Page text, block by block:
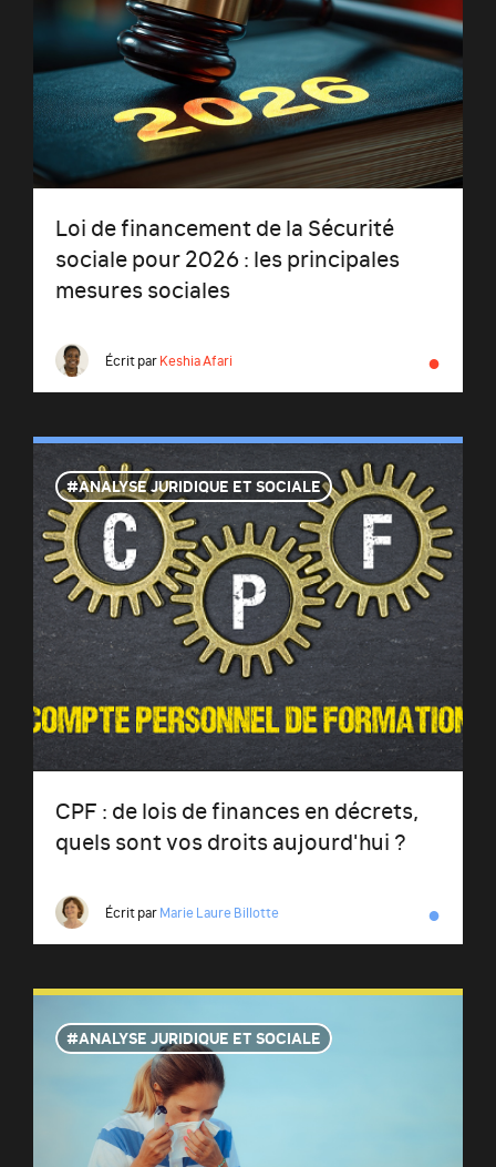
Loi de financement de la Sécurité
sociale pour 2026 : les principales
mesures sociales
Écrit parKeshia Afari ●
ANALYSE JURIDIQUE ET SOCIALE
CPF : de lois de finances en décrets,
quels sont vos droits aujourd'hui ?
Écrit parMarie Laure Billotte ●
ANALYSE JURIDIQUE ET SOCIALE